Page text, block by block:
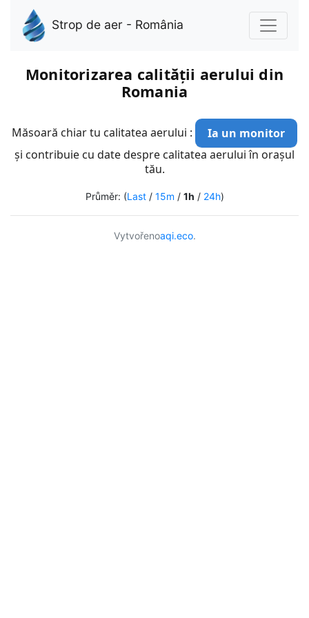
Strop de aer - România
Monitorizarea calității aerului din
Romania
Măsoară chiar tu calitatea aerului :
Ia un monitor
și contribuie cu date despre calitatea aerului în orașul
tău.
Průměr: (Last/ 15m / 1h / 24h)
Vytvořenoaqi.eco.